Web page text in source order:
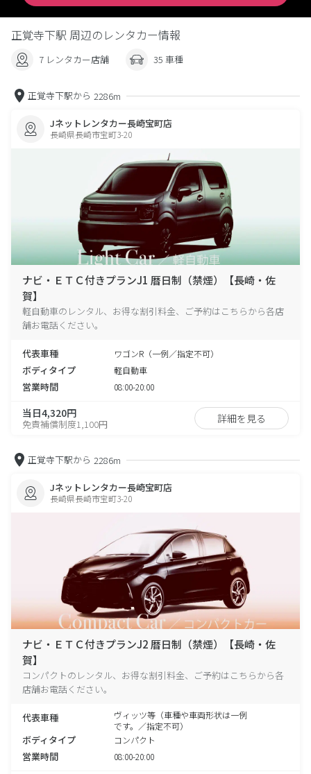
正覚寺下駅 周辺のレンタカー情報
7 レンタカー店舗 35 車種
正覚寺下駅から 2286m
Jネットレンタカー長崎宝町店
長崎県長崎市宝町3-20
ナビ・ＥＴＣ付きプランJ1 暦日制（禁煙）【長崎・佐
賀】
軽自動車のレンタル、お得な割引料金、ご予約はこちらから各店
舗お電話ください。
代表車種 ワゴンR（一例／指定不可）
ボディタイプ 軽自動車
営業時間 08:00-20:00
当日4,320円
免責補償制度1,100円 詳細を見る
正覚寺下駅から 2286m
Jネットレンタカー長崎宝町店
長崎県長崎市宝町3-20
ナビ・ＥＴＣ付きプランJ2 暦日制（禁煙）【長崎・佐
賀】
コンパクトのレンタル、お得な割引料金、ご予約はこちらから各
店舗お電話ください。
代表車種
ヴィッツ等（車種や車両形状は一例
です。／指定不可）
ボディタイプ コンパクト
営業時間 08:00-20:00